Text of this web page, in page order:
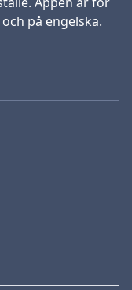
på engelska.